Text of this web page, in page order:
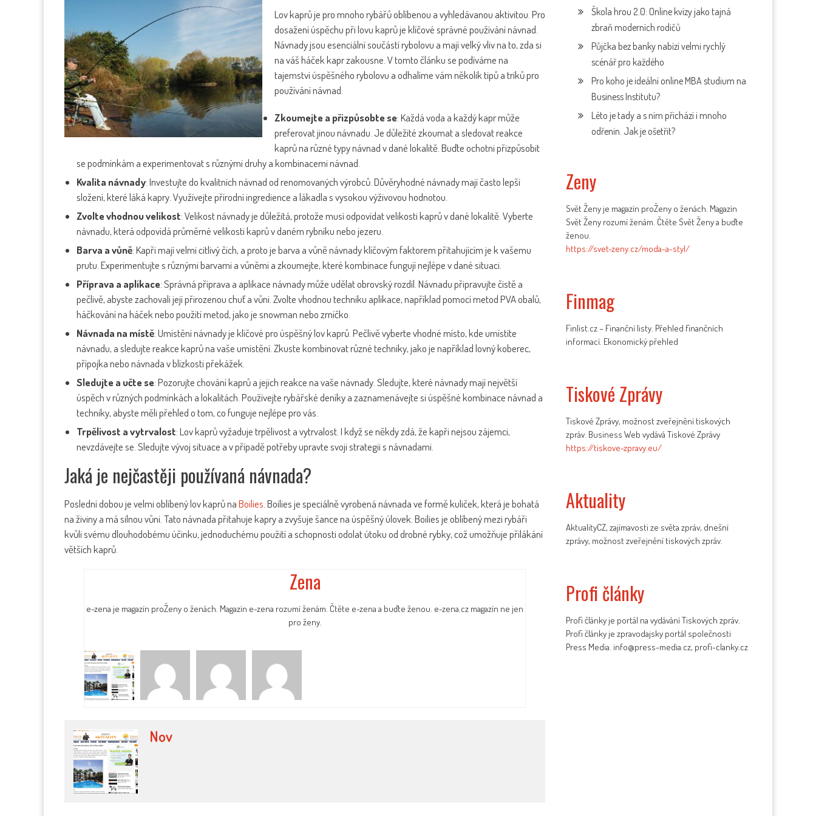
Lov kaprů je pro mnoho rybářů oblíbenou a vyhledávanou aktivitou. Pro
dosažení úspěchu při lovu kaprů je klíčové správné používání návnad.
Návnady jsou esenciální součástí rybolovu a mají velký vliv na to, zda si
na váš háček kapr zakousne. V tomto článku se podíváme na
tajemství úspěšného rybolovu a odhalíme vám několik tipů a triků pro
používání návnad.
Zkoumejte a přizpůsobte se: Každá voda a každý kapr může
preferovat jinou návnadu. Je důležité zkoumat a sledovat reakce
kaprů na různé typy návnad v dané lokalitě. Buďte ochotni přizpůsobit
se podmínkám a experimentovat s různými druhy a kombinacemi návnad.
Kvalita návnady: Investujte do kvalitních návnad od renomovaných výrobců. Důvěryhodné návnady mají často lepší
složení, které láká kapry. Využívejte přírodní ingredience a lákadla s vysokou výživovou hodnotou.
Zvolte vhodnou velikost: Velikost návnady je důležitá, protože musí odpovídat velikosti kaprů v dané lokalitě. Vyberte
návnadu, která odpovídá průměrné velikosti kaprů v daném rybníku nebo jezeru.
Barva a vůně: Kapři mají velmi citlivý čich, a proto je barva a vůně návnady klíčovým faktorem přitahujícím je k vašemu
prutu. Experimentujte s různými barvami a vůněmi a zkoumejte, které kombinace fungují nejlépe v dané situaci.
Příprava a aplikace: Správná příprava a aplikace návnady může udělat obrovský rozdíl. Návnadu připravujte čistě a
pečlivě, abyste zachovali její přirozenou chuť a vůni. Zvolte vhodnou techniku aplikace, například pomocí metod PVA obalů,
háčkování na háček nebo použití metod, jako je snowman nebo zrníčko.
Návnada na místě: Umístění návnady je klíčové pro úspěšný lov kaprů. Pečlivě vyberte vhodné místo, kde umístíte
návnadu, a sledujte reakce kaprů na vaše umístění. Zkuste kombinovat různé techniky, jako je například lovný koberec,
přípojka nebo návnada v blízkosti překážek.
Sledujte a učte se: Pozorujte chování kaprů a jejich reakce na vaše návnady. Sledujte, které návnady mají největší
úspěch v různých podmínkách a lokalitách. Používejte rybářské deníky a zaznamenávejte si úspěšné kombinace návnad a
techniky, abyste měli přehled o tom, co funguje nejlépe pro vás.
Trpělivost a vytrvalost: Lov kaprů vyžaduje trpělivost a vytrvalost. I když se někdy zdá, že kapři nejsou zájemci,
nevzdávejte se. Sledujte vývoj situace a v případě potřeby upravte svoji strategii s návnadami.
Jaká je nejčastěji používaná návnada?
Poslední dobou je velmi oblíbený lov kaprů naBoilies . Boilies je speciálně vyrobená návnada ve formě kuliček, která je bohatá
na živiny a má silnou vůni. Tato návnada přitahuje kapry a zvyšuje šance na úspěšný úlovek. Boilies je oblíbený mezi rybáři
kvůli svému dlouhodobému účinku, jednoduchému použití a schopnosti odolat útoku od drobné rybky, což umožňuje přilákání
větších kaprů.
Zena
e-zena je magazín proŽeny o ženách. Magazín e-zena rozumí ženám. Čtěte e-zena a buďte ženou. e-zena.cz magazín ne jen
pro ženy.
Nov
Škola hrou 2.0: Online kvízy jako tajná
zbraň moderních rodičů
Půjčka bez banky nabízí velmi rychlý
scénář pro každého
Pro koho je ideální online MBA studium na
Business Institutu?
Léto je tady a s ním přichází i mnoho
odřenin. Jak je ošetřit?
Zeny
Svět Ženy je magazín proŽeny o ženách. Magazín
Svět Ženy rozumí ženám. Čtěte Svět Ženy a buďte
ženou.
https://svet-zeny.cz/moda-a-styl/
Finmag
Finlist.cz – Finanční listy. Přehled finančních
informací. Ekonomický přehled
Tiskové Zprávy
Tiskové Zprávy, možnost zveřejnění tiskových
zpráv. Business Web vydává Tiskové Zprávy
https://tiskove-zpravy.eu/
Aktuality
AktualityCZ, zajímavosti ze světa zpráv, dnešní
zprávy, možnost zveřejnění tiskových zpráv.
Profi články
Profi články je portál na vydávání Tiskových zpráv.
Profi články je zpravodajsky portál společnosti
Press Media. info@press-media.cz, profi-clanky.cz